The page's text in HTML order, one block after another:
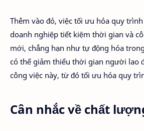
Thêm vào đó, việc tối ưu hóa quy
doanh nghiệp tiết kiệm thời gian và
mới, chẳng hạn như tự động hóa
có thể giảm thiểu thời gian người lao
công việc này, từ đó tối ưu hóa quy
Cân nhắc về chất